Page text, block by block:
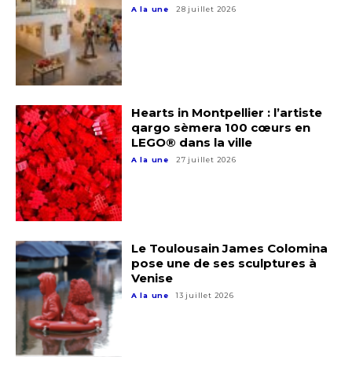
Adresse email*
Nom
Prénom
Statut / Organisation
Adresse email*
A la une 28 juillet 2026
Hearts in Montpellier : l’artiste
qargo sèmera 100 cœurs en
LEGO® dans la ville
A la une 27 juillet 2026
Le Toulousain James Colomina
pose une de ses sculptures à
Venise
A la une 13 juillet 2026